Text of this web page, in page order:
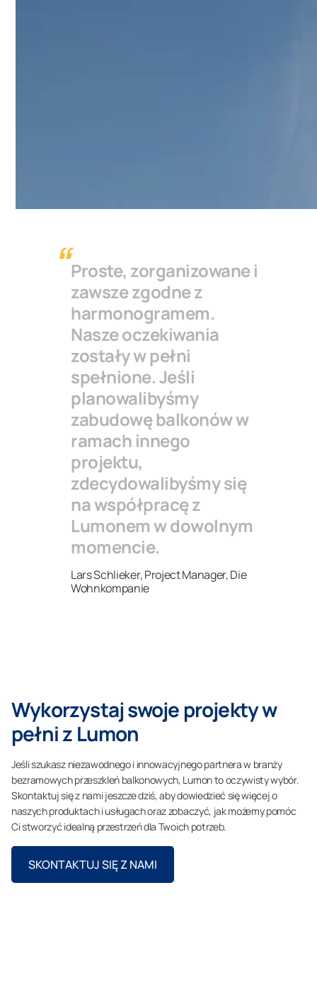
Proste, zorganizowane i
zawsze zgodne z
harmonogramem.
Nasze oczekiwania
zostały w pełni
spełnione. Jeśli
planowalibyśmy
zabudowę balkonów w
ramach innego
projektu,
zdecydowalibyśmy się
na współpracę z
Lumonem w dowolnym
momencie.
Lars Schlieker, Project Manager, Die
Wohnkompanie
Wykorzystaj swoje projekty w
pełni z Lumon
Jeśli szukasz niezawodnego i innowacyjnego partnera w branży
bezramowych przeszkleń balkonowych, Lumon to oczywisty wybór.
Skontaktuj się z nami jeszcze dziś, aby dowiedzieć się więcej o
naszych produktach i usługach oraz zobaczyć, jak możemy pomóc
Ci stworzyć idealną przestrzeń dla Twoich potrzeb.
SKONTAKTUJ SIĘ Z NAMI